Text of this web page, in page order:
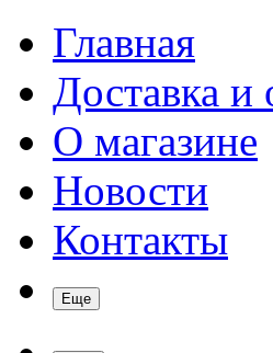
Главная
Доставка и
О магазине
Новости
Контакты
Еще